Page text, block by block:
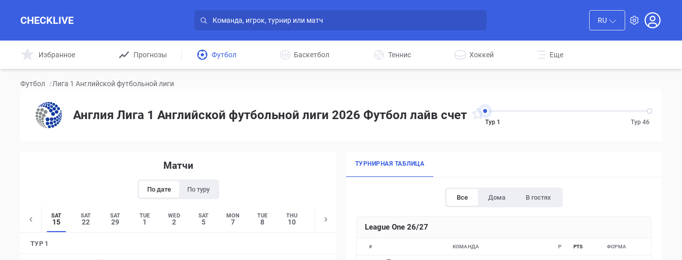
CHECKLIVE RU
Избранное Прогнозы Футбол Баскетбол Теннис Хоккей Еще
Футбол /Лига 1 Английской футбольной лиги
Англия Лига 1 Английской футбольной лиги 2026 Футбол лайв счет Тур 1 Тур 46
Матчи
По дате По туру
SAT
15
SAT
22
SAT
29
TUE
1
WED
2
SAT
5
MON
7
TUE
8
THU
10
SAT
12
ТУР 1
ТУРНИРНАЯ ТАБЛИЦА
Все Дома В гостях
League One 26/27
# КОМАНДА P PTS ФОРМА